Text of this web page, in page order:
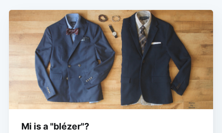
Mi is a "blézer"?